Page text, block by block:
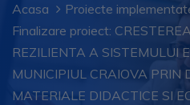
Acasa
Proiecte
Finalizare proiect:
REZILIENTA A SISTEMULUI
MUNICIPIUL CRAIOVA PRIN
MATERIALE DIDACTICE SI